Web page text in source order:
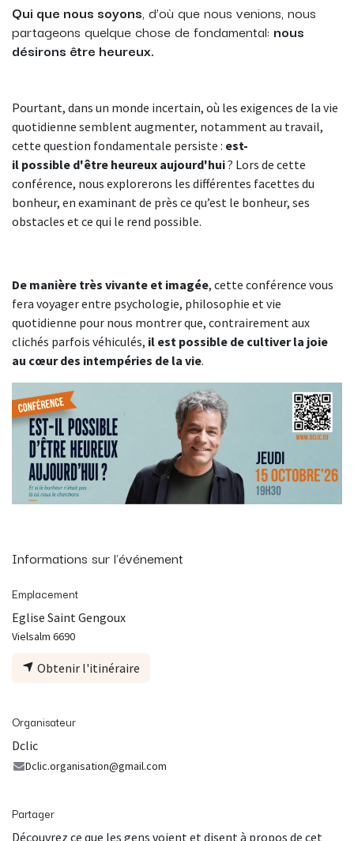
Qui que nous soyons, d’où que nous venions, nous
partageons quelque chose de fondamental: nous
désirons être heureux.
Pourtant, dans un monde incertain, où les exigences de la vie
quotidienne semblent augmenter, notamment au travail,
cette question fondamentale persiste : est-
il possible d'être heureux aujourd'hui? Lors de cette
conférence, nous explorerons les différentes facettes du
bonheur, en examinant de près ce qu’est le bonheur, ses
obstacles et ce qui le rend possible.
De manière très vivante et imagée, cette conférence vous
fera voyager entre psychologie, philosophie et vie
quotidienne pour nous montrer que, contrairement aux
clichés parfois véhiculés, il est possible de cultiver la joie
au cœur des intempéries de la vie.
Informations sur l'événement
Emplacement
Eglise Saint Gengoux
Vielsalm 6690
Obtenir l'itinéraire
Organisateur
Dclic
Dclic.organisation@gmail.com
Partager
Découvrez ce que les gens voient et disent à propos de cet